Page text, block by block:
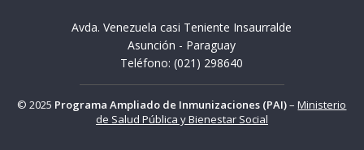
Avda. Venezuela casi Teniente Insaurralde
Asunción - Paraguay
Teléfono:(021) 298640
© 2025 Programa Ampliado de Inmunizaciones (PAI)–Ministerio
de Salud Pública y Bienestar Social